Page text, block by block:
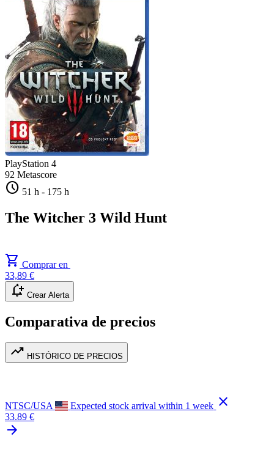
PlayStation 4
92 Metascore
schedule 51 h - 175 h
The Witcher 3 Wild Hunt
shopping_cart Comprar en
33,89 €
notification_add Crear Alerta
Comparativa de precios
trending_up HISTÓRICO DE PRECIOS
NTSC/USA Expected stock arrival within 1 week close
33.89 €
arrow_forward